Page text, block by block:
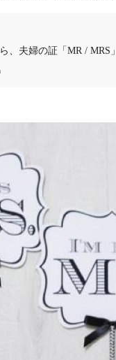
、夫婦の証「MR / MRS」